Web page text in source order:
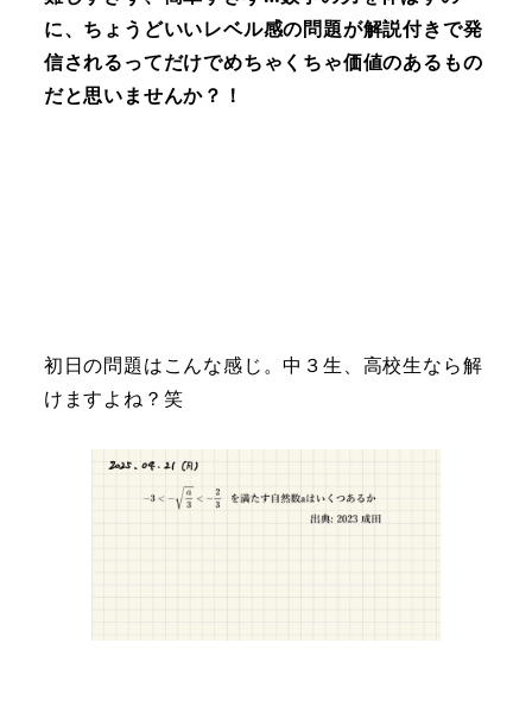
に、ちょうどいいレベル感の問題が解説付きで発
信されるってだけでめちゃくちゃ価値のあるもの
だと思いませんか？！
初日の問題はこんな感じ。中３生、高校生なら解
けますよね？笑